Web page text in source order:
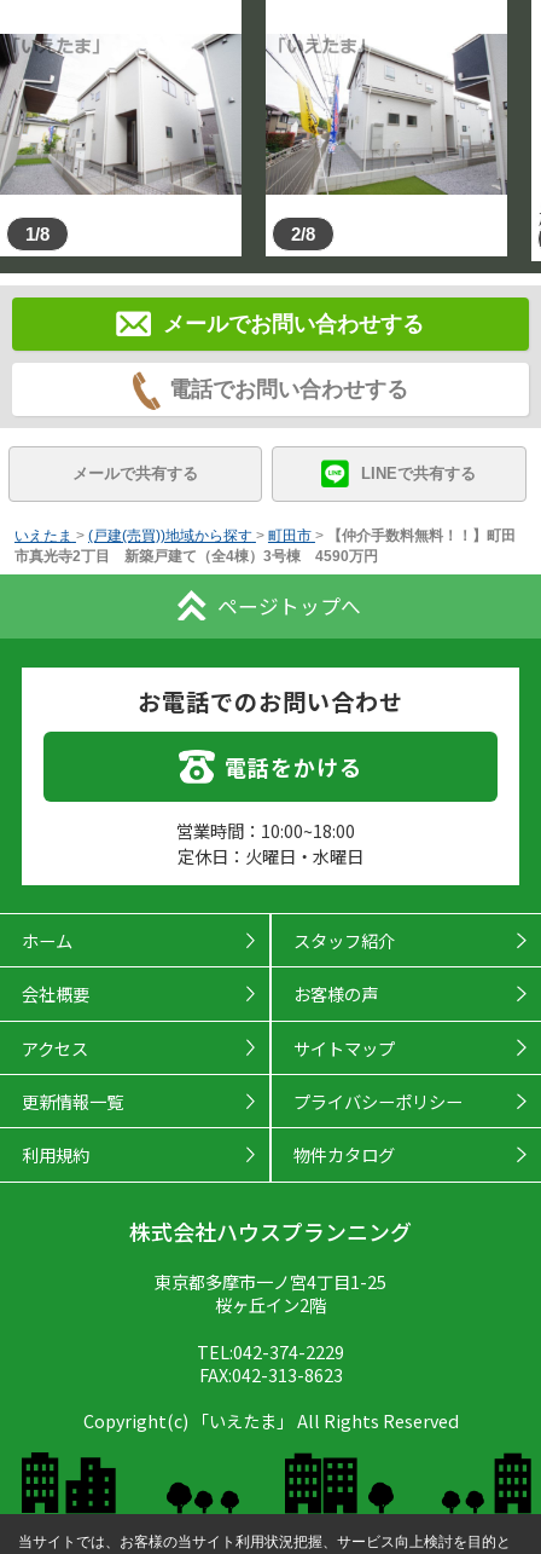
1/8 2/8
メールでお問い合わせする
電話でお問い合わせする
メールで共有する LINEで共有する
いえたま > (戸建(売買))地域から探す > 町田市 >
【仲介手数料無料！！】町田
市真光寺2丁目 新築戸建て（全4棟）3号棟 4590万円
ページトップへ
お電話でのお問い合わせ
電話をかける
営業時間：10:00~18:00
定休日：火曜日・水曜日
ホーム スタッフ紹介
会社概要 お客様の声
アクセス サイトマップ
更新情報一覧 プライバシーポリシー
利用規約 物件カタログ
株式会社ハウスプランニング
東京都多摩市一ノ宮4丁目1-25
桜ヶ丘イン2階
TEL:042-374-2229
FAX:042-313-8623
Copyright(c) 「いえたま」 All Rights Reserved
当サイトでは、お客様の当サイト利用状況把握、サービス向上検討を目的と